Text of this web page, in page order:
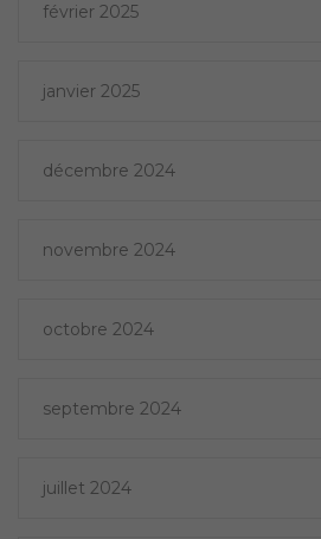
février 2025
janvier 2025
décembre 2024
novembre 2024
octobre 2024
septembre 2024
juillet 2024